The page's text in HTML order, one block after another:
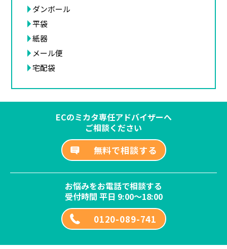
ダンボール
平袋
紙器
メール便
宅配袋
ECのミカタ専任アドバイザーへ
ご相談ください
無料で相談する
お悩みをお電話で相談する
受付時間 平日 9:00～18:00
0120-089-741